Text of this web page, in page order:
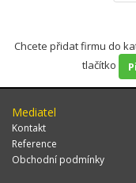
Chcete přidat firmu do
tlačítko
Mediatel
Kontakt
Reference
Obchodní podmínky